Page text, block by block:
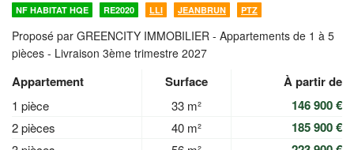
NF HABITAT HQE RE2020 LLI JEANBRUN PTZ
Proposé par GREENCITY IMMOBILIER - Appartements de 1 à 5
pièces - Livraison 3ème trimestre 2027
Appartement Surface À partir de
1 pièce 33 m² 146 900 €
2 pièces 40 m² 185 900 €